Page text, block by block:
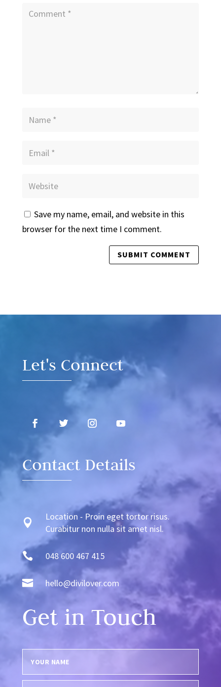
Save my name, email, and website in this
browser for the next time I comment.
Let's Connect
Contact Details

Location - Proin eget tortor risus.
Curabitur non nulla sit amet nisl.
 048 600 467 415
 hello@divilover.com
Get in Touch